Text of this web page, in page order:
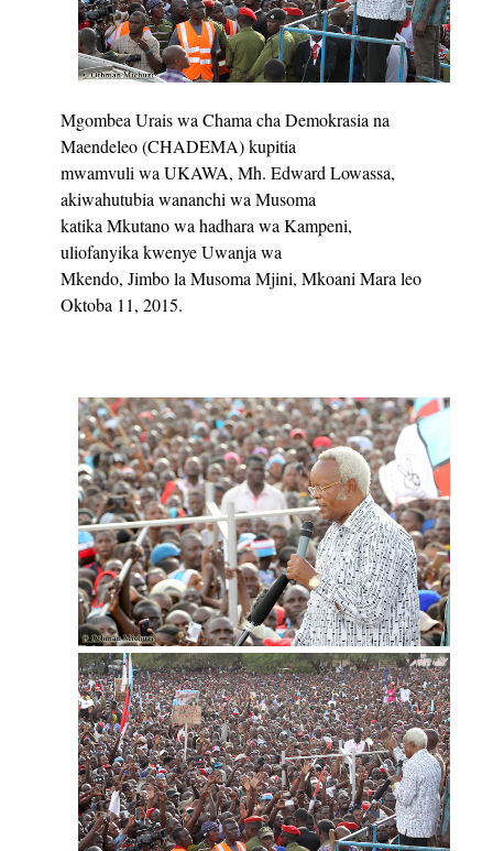
Mgombea Urais wa Chama cha Demokrasia na
Maendeleo (CHADEMA) kupitia
mwamvuli wa UKAWA, Mh. Edward Lowassa,
akiwahutubia wananchi wa Musoma
katika Mkutano wa hadhara wa Kampeni,
uliofanyika kwenye Uwanja wa
Mkendo, Jimbo la Musoma Mjini, Mkoani Mara leo
Oktoba 11, 2015.